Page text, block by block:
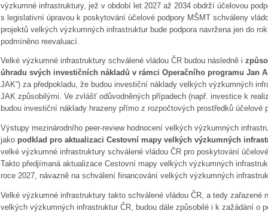
výzkumné infrastruktury, jež v období let 2027 až 2034 obdrží účelovou
s legislativní úpravou k poskytování účelové podpory MŠMT schváleny
projektů velkých výzkumných infrastruktur bude podpora navržena jen do
podmíněno reevaluací.
Velké výzkumné infrastruktury schválené vládou ČR budou následně i
úhradu svých investičních nákladů v rámci Operačního programu Jan
JAK“) za předpokladu, že budou investiční náklady velkých výzkumných
JAK způsobilými. Ve zvlášť odůvodněných případech (např. investice k
budou investiční náklady hrazeny přímo z rozpočtových prostředků účelové
Výstupy mezinárodního peer-review hodnocení velkých výzkumných
jako podklad pro aktualizaci Cestovní mapy velkých výzkumných
velké výzkumné infrastruktury schválené vládou ČR pro poskytování
Takto předjímaná aktualizace Cestovní mapy velkých výzkumných
roce 2027, návazně na schválení financování velkých výzkumných
Velké výzkumné infrastruktury takto schválené vládou ČR, a tedy zařazené
velkých výzkumných infrastruktur ČR, budou dále způsobilé i k zažádání o